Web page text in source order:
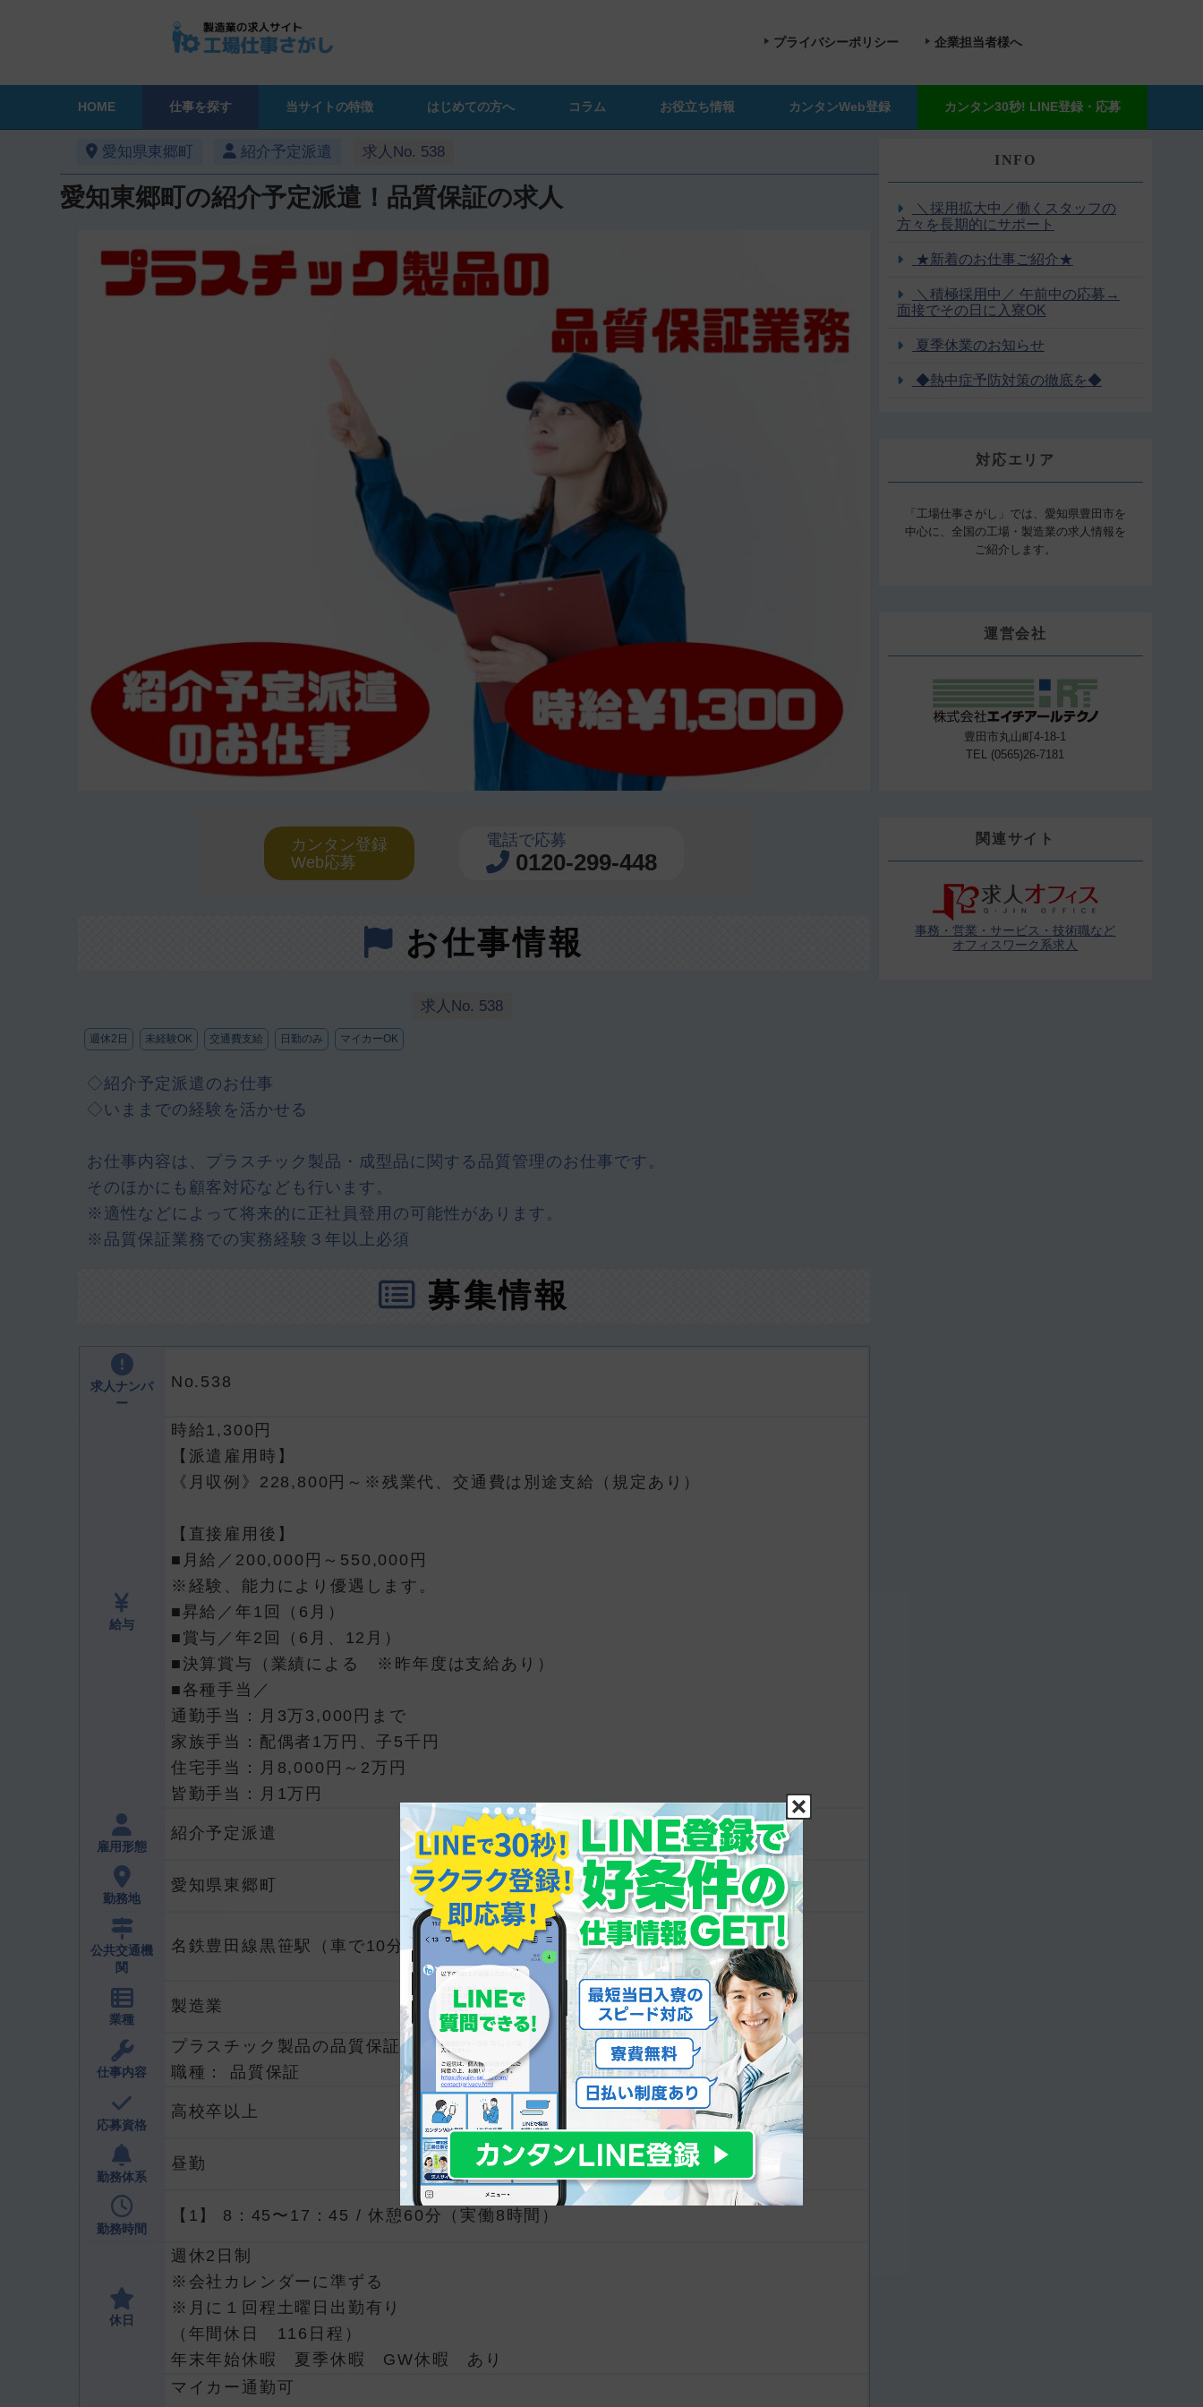
プライバシーポリシー 企業担当者様へ
HOME 仕事を探す 当サイトの特徴 はじめての方へ コラム お役立ち情報 カンタンWeb登録 カンタン30秒! LINE登録・応募
愛知県東郷町 紹介予定派遣 求人No. 538
愛知東郷町の紹介予定派遣！品質保証の求人
カンタン登録
Web応募
電話で応募
0120-299-448
お仕事情報
求人No. 538
週休2日 未経験OK 交通費支給 日勤のみ マイカーOK
◇紹介予定派遣のお仕事
◇いままでの経験を活かせる
お仕事内容は、プラスチック製品・成型品に関する品質管理のお仕事です。
そのほかにも顧客対応なども行います。
※適性などによって将来的に正社員登用の可能性があります。
※品質保証業務での実務経験３年以上必須
募集情報
求人ナンバ
ー
No.538
給与
時給1,300円
【派遣雇用時】
《月収例》228,800円～※残業代、交通費は別途支給（規定あり）
【直接雇用後】
■月給／200,000円～550,000円
※経験、能力により優遇します。
■昇給／年1回（6月）
■賞与／年2回（6月、12月）
■決算賞与（業績による ※昨年度は支給あり）
■各種手当／
通勤手当：月3万3,000円まで
家族手当：配偶者1万円、子5千円
住宅手当：月8,000円～2万円
皆勤手当：月1万円
雇用形態
紹介予定派遣
勤務地
愛知県東郷町
公共交通機
関
名鉄豊田線黒笹駅（車で10分）
業種
製造業
仕事内容
プラスチック製品の品質保証業務
職種： 品質保証
応募資格
高校卒以上
勤務体系
昼勤
勤務時間
8：45〜17：45 / 休憩60分（実働8時間）
休日
週休2日制
※会社カレンダーに準ずる
※月に１回程土曜日出勤有り
（年間休日 116日程）
年末年始休暇 夏季休暇 GW休暇 あり
マイカー通勤可
INFO
＼採用拡大中／働くスタッフの
方々を長期的にサポート
★新着のお仕事ご紹介★
＼積極採用中／ 午前中の応募→
面接でその日に入寮OK
夏季休業のお知らせ
◆熱中症予防対策の徹底を◆
対応エリア
「工場仕事さがし」では、愛知県豊田市を
中心に、全国の工場・製造業の求人情報を
ご紹介します。
運営会社
豊田市丸山町4-18-1
TEL (0565)26-7181
関連サイト
事務・営業・サービス・技術職など
オフィスワーク系求人